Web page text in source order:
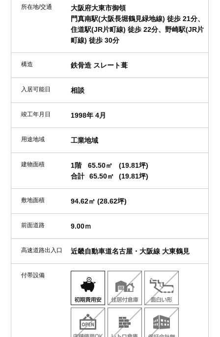
所在地/交通
大阪府大東市御領
門真南駅(大阪長堀鶴見緑地線) 徒歩 21分、
住道駅(JR片町線) 徒歩 22分、野崎駅(JR片
町線) 徒歩 30分
構造 鉄骨造 スレート葺
入居可能日 相談
竣工年月日 1998年 4月
用途地域 工業地域
建物面積 1階 65.50㎡
(19.81坪)
合計
65.50㎡ (19.81坪)
敷地面積 94.62㎡ (28.62坪)
前面道路 9.00ｍ
高速道路出入口 近畿自動車道名古屋・大阪線 大東鶴見
付帯設備